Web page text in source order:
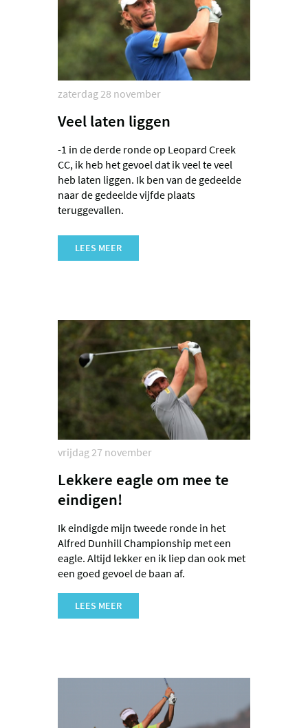
zaterdag 28 november
Veel laten liggen
-1 in de derde ronde op Leopard Creek
CC, ik heb het gevoel dat ik veel te veel
heb laten liggen. Ik ben van de gedeelde
naar de gedeelde vijfde plaats
teruggevallen.
LEES MEER
vrijdag 27 november
Lekkere eagle om mee te
eindigen!
Ik eindigde mijn tweede ronde in het
Alfred Dunhill Championship met een
eagle. Altijd lekker en ik liep dan ook met
een goed gevoel de baan af.
LEES MEER